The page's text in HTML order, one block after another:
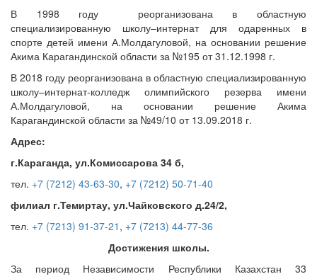
В 1998 году реорганизована в областную
специализированную школу–интернат для одаренных в
спорте детей имени А.Молдагуловой, на основании решение
Акима Карагандинской области за №195 от 31.12.1998 г.
В 2018 году реорганизована в областную специализированную
школу–интернат-колледж олимпийского резерва имени
А.Молдагуловой, на основании решение Акима
Карагандинской области за №49/10 от 13.09.2018 г.
Адрес:
г.Караганда, ул.Комиссарова 34 б,
тел. +7 (7212) 43-63-30, +7 (7212) 50-71-40
филиал г.Темиртау, ул.Чайковского д.24/2,
тел. +7 (7213) 91-37-21 , +7 (7213) 44-77-36
Достижения школы.
За период Независимости Республики Казахстан 33